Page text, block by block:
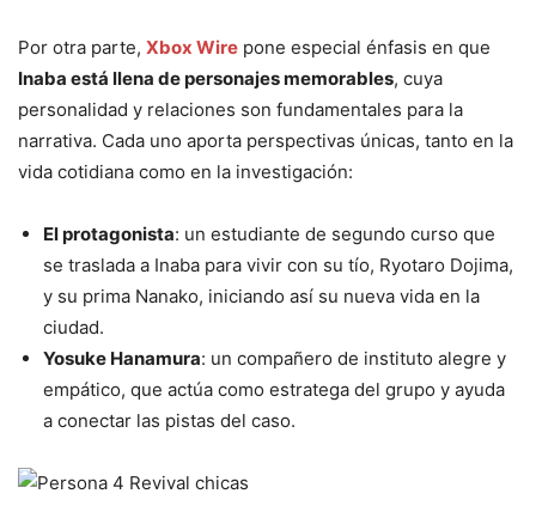
Por otra parte, Xbox Wire pone especial énfasis en que
Inaba está llena de personajes memorables, cuya
personalidad y relaciones son fundamentales para la
narrativa. Cada uno aporta perspectivas únicas, tanto en la
vida cotidiana como en la investigación:
El protagonista: un estudiante de segundo curso que
se traslada a Inaba para vivir con su tío, Ryotaro Dojima,
y su prima Nanako, iniciando así su nueva vida en la
ciudad.
Yosuke Hanamura: un compañero de instituto alegre y
empático, que actúa como estratega del grupo y ayuda
a conectar las pistas del caso.